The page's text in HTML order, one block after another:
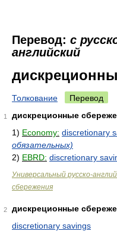
Перевод: с
английский
Толкование Перевод
1
дискреционные
1) Economy: discretionary
обязательных)
2) EBRD: discretionary
Универсальный русско-
сбережения
2
дискреционные
discretionary savings